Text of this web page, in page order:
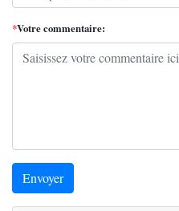
*Votre commentaire:
Envoyer